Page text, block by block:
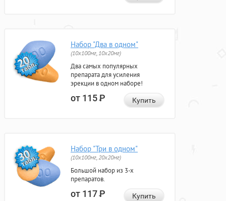
Набор "Два в одном"
(10x100мг, 10x20мг)
Два самых популярных
препарата для усиления
эрекции в одном наборе!
от 115Р Купить
Набор "Три в одном"
(10x100мг, 20x20мг)
Большой набор из 3-х
препаратов.
от 117Р Купить